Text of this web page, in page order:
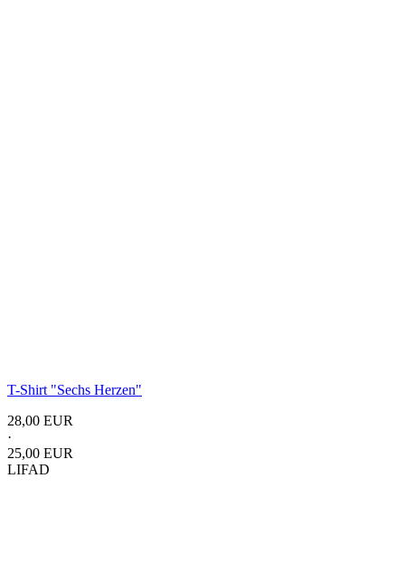
T-Shirt "Sechs Herzen"
28,00 EUR
·
25,00 EUR
LIFAD